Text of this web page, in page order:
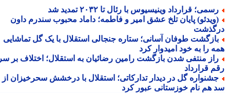
قرارداد وینیسیوس با رئال تا ۲۰۳۲ تمدید شد
پایان تلخ عشق امیر و فاطمه؛ داماد محبوب سندرم داون
طوفان آسانی؛ ستاره جنجالی استقلال با یک گل تماشایی
را به خود امیدوار کرد
منتفی شدن بازگشت رامین رضائیان به استقلال؛ اختلاف بر سر
قرارداد
گل در دیدار تدارکاتی؛ استقلال با درخشش سحرخیزان از
هم نام خوزستانی عبور کرد